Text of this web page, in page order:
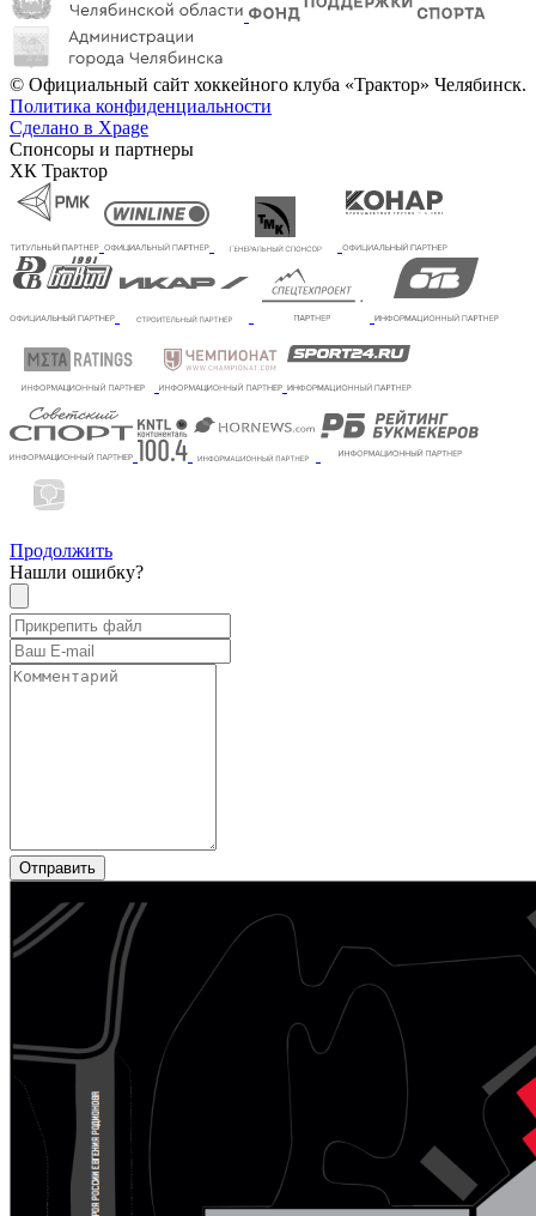
© Официальный сайт хоккейного клуба «Трактор» Челябинск.
Политика конфиденциальности
Сделано в Xpage
Спонсоры и партнеры
ХК Трактор
Продолжить
Нашли ошибку?